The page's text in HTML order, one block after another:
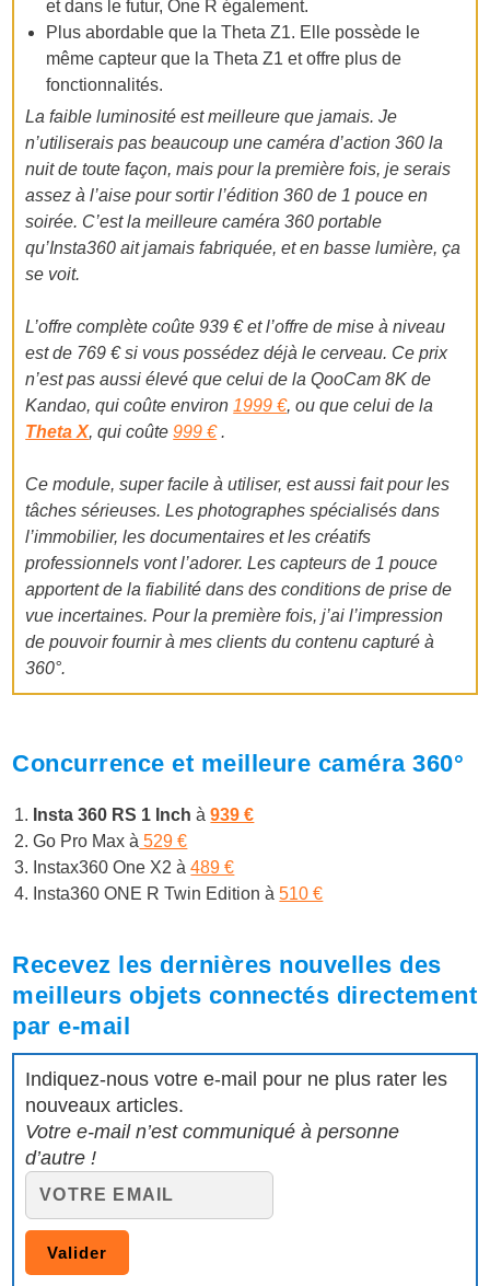
et dans le futur, One R également.
Plus abordable que la Theta Z1. Elle possède le
même capteur que la Theta Z1 et offre plus de
fonctionnalités.
La faible luminosité est meilleure que jamais. Je
n’utiliserais pas beaucoup une caméra d’action 360 la
nuit de toute façon, mais pour la première fois, je serais
assez à l’aise pour sortir l’édition 360 de 1 pouce en
soirée. C’est la meilleure caméra 360 portable
qu’Insta360 ait jamais fabriquée, et en basse lumière, ça
se voit.
L’offre complète coûte 939 € et l’offre de mise à niveau
est de 769 € si vous possédez déjà le cerveau. Ce prix
n’est pas aussi élevé que celui de la QooCam 8K de
Kandao, qui coûte environ 1999 €, ou que celui de la
Theta X, qui coûte999 €.
Ce module, super facile à utiliser, est aussi fait pour les
tâches sérieuses. Les photographes spécialisés dans
l’immobilier, les documentaires et les créatifs
professionnels vont l’adorer. Les capteurs de 1 pouce
apportent de la fiabilité dans des conditions de prise de
vue incertaines. Pour la première fois, j’ai l’impression
de pouvoir fournir à mes clients du contenu capturé à
360°.
Concurrence et meilleure caméra 360°
Insta 360 RS 1 Inch à939 €
Go Pro Max à 529 €
Instax360 One X2 à489 €
Insta360 ONE R Twin Edition à510 €
Recevez les dernières nouvelles des
meilleurs objets connectés directement
par e-mail
Indiquez-nous votre e-mail pour ne plus rater les
nouveaux articles.
Votre e-mail n’est communiqué à personne
d’autre !